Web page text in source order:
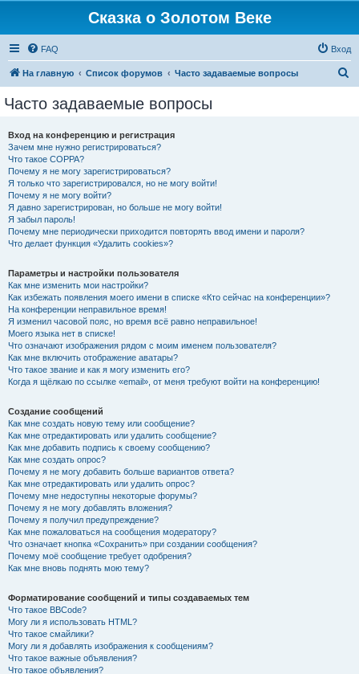
Сказка о Золотом Веке
FAQ Вход
На главную Список форумов Часто задаваемые вопросы
Часто задаваемые вопросы
Вход на конференцию и регистрация
Зачем мне нужно регистрироваться?
Что такое COPPA?
Почему я не могу зарегистрироваться?
Я только что зарегистрировался, но не могу войти!
Почему я не могу войти?
Я давно зарегистрирован, но больше не могу войти!
Я забыл пароль!
Почему мне периодически приходится повторять ввод имени и пароля?
Что делает функция «Удалить cookies»?
Параметры и настройки пользователя
Как мне изменить мои настройки?
Как избежать появления моего имени в списке «Кто сейчас на конференции»?
На конференции неправильное время!
Я изменил часовой пояс, но время всё равно неправильное!
Моего языка нет в списке!
Что означают изображения рядом с моим именем пользователя?
Как мне включить отображение аватары?
Что такое звание и как я могу изменить его?
Когда я щёлкаю по ссылке «email», от меня требуют войти на конференцию!
Создание сообщений
Как мне создать новую тему или сообщение?
Как мне отредактировать или удалить сообщение?
Как мне добавить подпись к своему сообщению?
Как мне создать опрос?
Почему я не могу добавить больше вариантов ответа?
Как мне отредактировать или удалить опрос?
Почему мне недоступны некоторые форумы?
Почему я не могу добавлять вложения?
Почему я получил предупреждение?
Как мне пожаловаться на сообщения модератору?
Что означает кнопка «Сохранить» при создании сообщения?
Почему моё сообщение требует одобрения?
Как мне вновь поднять мою тему?
Форматирование сообщений и типы создаваемых тем
Что такое BBCode?
Могу ли я использовать HTML?
Что такое смайлики?
Могу ли я добавлять изображения к сообщениям?
Что такое важные объявления?
Что такое объявления?